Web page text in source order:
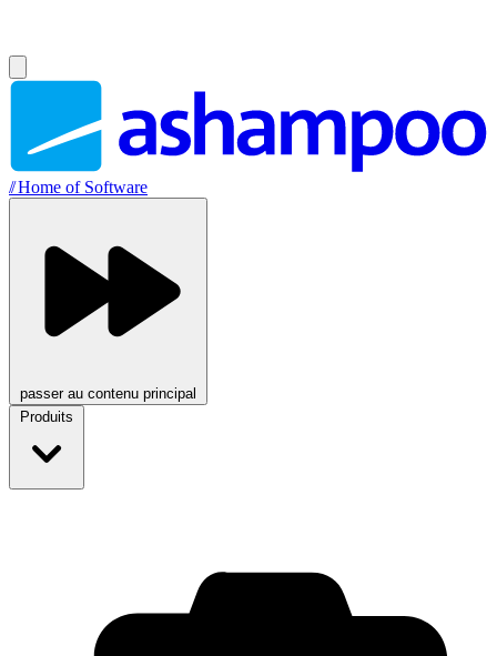
//Home of Software
passer au contenu principal
Produits